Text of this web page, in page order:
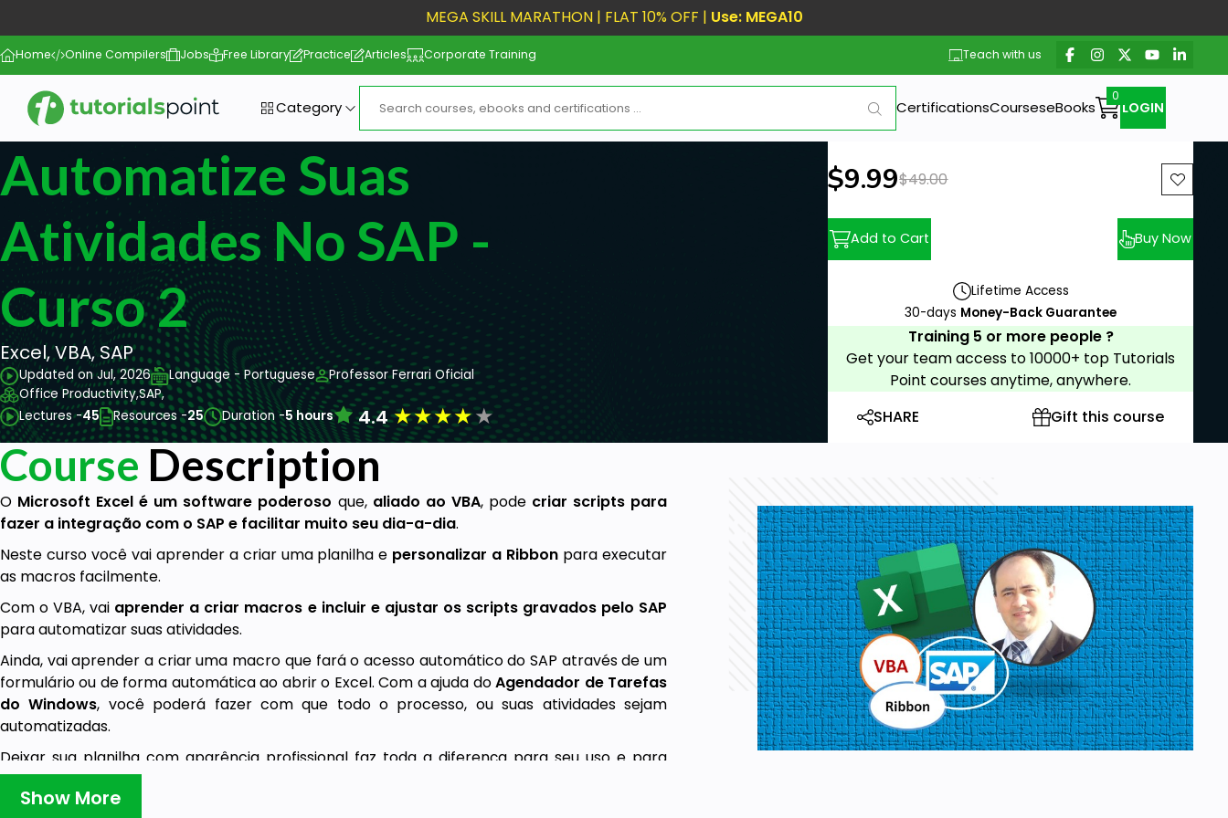
MEGA SKILL MARATHON | FLAT 10% OFF | Use: MEGA10
Home Online Compilers Jobs Free Library Practice Articles Corporate Training Teach with us
Category CertificationsCourseseBooks LOGIN
Automatize Suas
Atividades No SAP -
Curso 2
Excel, VBA, SAP
Updated on Jul, 2026 Language - Portuguese
Professor Ferrari Oficial
Office Productivity,SAP,
Lectures -45 Resources -25 Duration -5 hours 4.4★★★★★
New price:
$9.99Previous price:
$49.00
Add to Cart Buy Now
Lifetime Access
30-days Money-Back Guarantee
Training 5 or more people ?
Get your team access to 10000+ top Tutorials
Point courses anytime, anywhere.
SHARE
Gift this course
Course Description
O Microsoft Excel é um software poderoso que, aliado ao VBA, pode criar scripts para
fazer a integração com o SAP e facilitar muito seu dia-a-dia.
Neste curso você vai aprender a criar uma planilha e personalizar a Ribbon para executar
as macros facilmente.
Com o VBA, vai aprender a criar macros e incluir e ajustar os scripts gravados pelo SAP
para automatizar suas atividades.
Ainda, vai aprender a criar uma macro que fará o acesso automático do SAP através de um
formulário ou de forma automática ao abrir o Excel. Com a ajuda doAgendador de Tarefas
do Windows, você poderá fazer com que todo o processo, ou suas atividades sejam
automatizadas.
Deixar sua planilha com aparência profissional faz toda a diferença para seu uso e para
apresentação e uso de outros usuários. Com o VBA e a personalização da Ribbon você fará
isso e poderá dar segurança ao processo.
Show More